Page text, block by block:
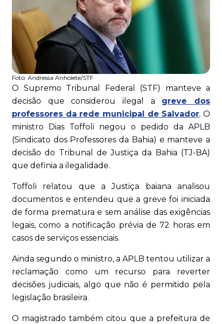
Foto: Andressa Anholete/STF
O Supremo Tribunal Federal (STF) manteve a
decisão que considerou ilegal a greve dos
professores da rede municipal de Salvador. O
ministro Dias Toffoli negou o pedido da APLB
(Sindicato dos Professores da Bahia) e manteve a
decisão do Tribunal de Justiça da Bahia (TJ-BA)
que definia a ilegalidade.
Toffoli relatou que a Justiça baiana analisou
documentos e entendeu que a greve foi iniciada
de forma prematura e sem análise das exigências
legais, como a notificação prévia de 72 horas em
casos de serviços essenciais.
Ainda segundo o ministro, a APLB tentou utilizar a
reclamação como um recurso para reverter
decisões judiciais, algo que não é permitido pela
legislação brasileira.
O magistrado também citou que a prefeitura de